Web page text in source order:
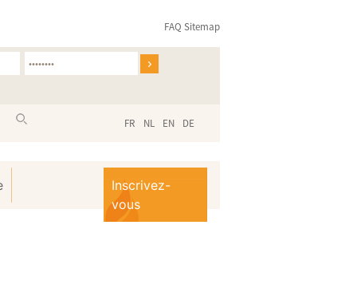
FAQ Sitemap
FR NL EN DE
Inscrivez-
vous